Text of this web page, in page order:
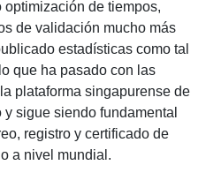
optimización de tiempos,
de validación mucho más
estadísticas como tal
que ha pasado con las
plataforma singapurense de
y sigue siendo fundamental
registro y certificado de
a nivel mundial.